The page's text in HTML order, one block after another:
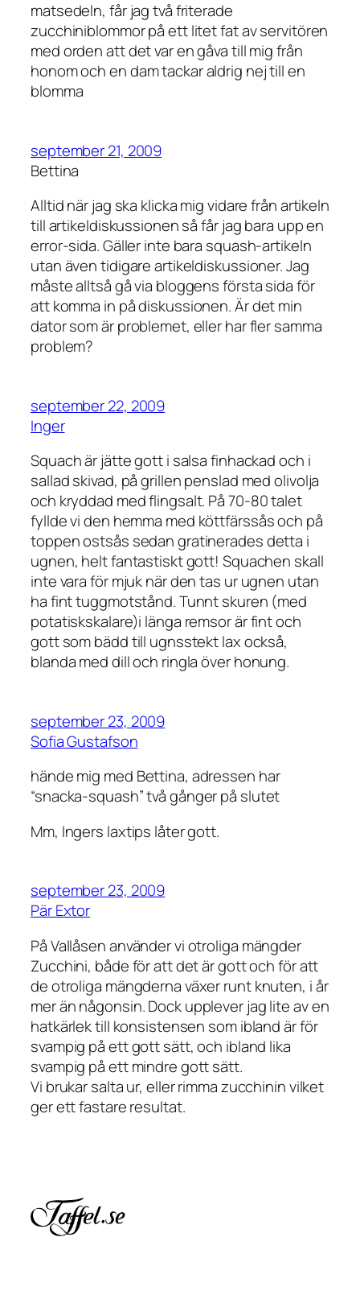
matsedeln, får jag två friterade
zucchiniblommor på ett litet fat av servitören
med orden att det var en gåva till mig från
honom och en dam tackar aldrig nej till en
blomma
september 21, 2009
Bettina
Alltid när jag ska klicka mig vidare från artikeln
till artikeldiskussionen så får jag bara upp en
error-sida. Gäller inte bara squash-artikeln
utan även tidigare artikeldiskussioner. Jag
måste alltså gå via bloggens första sida för
att komma in på diskussionen. Är det min
dator som är problemet, eller har fler samma
problem?
september 22, 2009
Inger
Squach är jätte gott i salsa finhackad och i
sallad skivad, på grillen penslad med olivolja
och kryddad med flingsalt. På 70-80 talet
fyllde vi den hemma med köttfärssås och på
toppen ostsås sedan gratinerades detta i
ugnen, helt fantastiskt gott! Squachen skall
inte vara för mjuk när den tas ur ugnen utan
ha fint tuggmotstånd. Tunnt skuren (med
potatiskskalare)i länga remsor är fint och
gott som bädd till ugnsstekt lax också,
blanda med dill och ringla över honung.
september 23, 2009
Sofia Gustafson
hände mig med Bettina, adressen har
“snacka-squash” två gånger på slutet
Mm, Ingers laxtips låter gott.
september 23, 2009
Pär Extor
På Vallåsen använder vi otroliga mängder
Zucchini, både för att det är gott och för att
de otroliga mängderna växer runt knuten, i år
mer än någonsin. Dock upplever jag lite av en
hatkärlek till konsistensen som ibland är för
svampig på ett gott sätt, och ibland lika
svampig på ett mindre gott sätt.
Vi brukar salta ur, eller rimma zucchinin vilket
ger ett fastare resultat.